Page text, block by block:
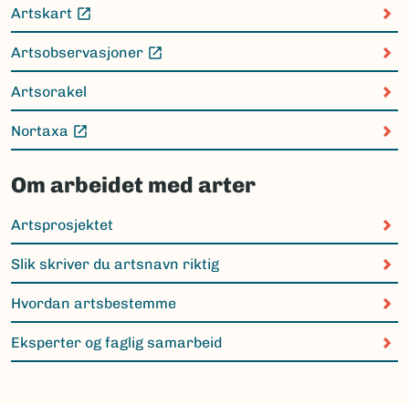
Artskart
(Ekstern lenke)
Artsobservasjoner
(Ekstern lenke)
Artsorakel
Nortaxa
(Ekstern lenke)
Om arbeidet med arter
Artsprosjektet
Slik skriver du artsnavn riktig
Hvordan artsbestemme
Eksperter og faglig samarbeid